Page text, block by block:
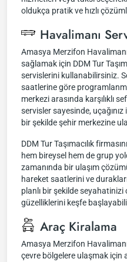
oldukça pratik ve hızlı
Havalimanı
Amasya Merzifon
sağlamak için DDM Tur
servislerini kullanabilirsiniz.
saatlerine göre
merkezi arasında karşılıklı
servisler sayesinde,
bir şekilde şehir merkezine
DDM Tur Taşımacılık
hem bireysel hem de grup
zamanında bir ulaşım
hareket saatlerini ve
planlı bir şekilde seyahatinizi
güzelliklerini keşfe
Araç Kiralama
Amasya Merzifon
çevre bölgelere ulaşmak için